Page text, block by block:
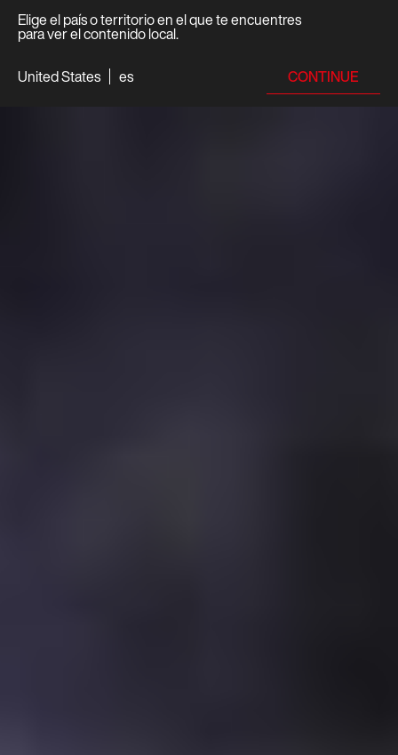
Elige el país o territorio en el que te encuentres
para ver el contenido local.
United States
es CONTINUE